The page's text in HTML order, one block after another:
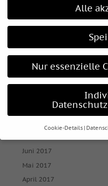
Dezember 2017
November 2017
September 2017
Juni 2017
Mai 2017
April 2017
Alle
Nur essenzielle
Cookie-Details
Wenn Sie unter 16 Jahre alt
Erziehungsberechtigten um